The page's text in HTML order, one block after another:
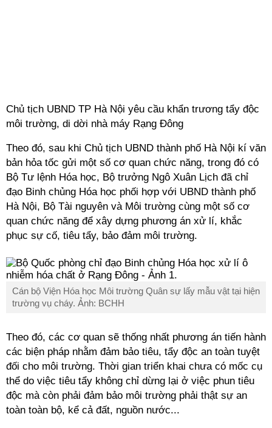
Chủ tịch UBND TP Hà Nội yêu cầu khẩn trương tẩy độc
môi trường, di dời nhà máy Rạng Đông
Theo đó, sau khi Chủ tịch UBND thành phố Hà Nội kí văn
bản hỏa tốc gửi một số cơ quan chức năng, trong đó có
Bộ Tư lệnh Hóa học, Bộ trưởng Ngô Xuân Lịch đã chỉ
đạo Binh chủng Hóa học phối hợp với UBND thành phố
Hà Nội, Bộ Tài nguyên và Môi trường cùng một số cơ
quan chức năng để xây dựng phương án xử lí, khắc
phục sự cố, tiêu tẩy, bảo đảm môi trường.
Cán bộ Viện Hóa học Môi trường Quân sự lấy mẫu vật tại hiện
trường vụ cháy. Ảnh: BCHH
Theo đó, các cơ quan sẽ thống nhất phương án tiến hành
các biện pháp nhằm đảm bảo tiêu, tẩy độc an toàn tuyệt
đối cho môi trường. Thời gian triển khai chưa có mốc cụ
thể do việc tiêu tẩy không chỉ dừng lại ở việc phun tiêu
độc mà còn phải đảm bảo môi trường phải thật sự an
toàn toàn bộ, kể cả đất, nguồn nước...